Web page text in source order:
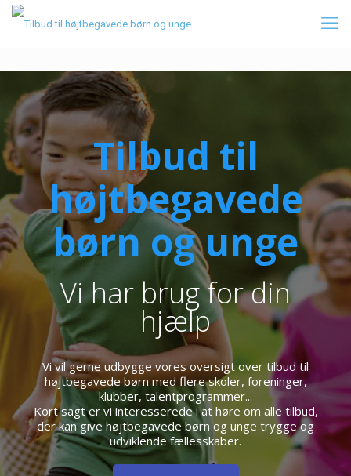
Tilbud til
højtbegavede
børn og unge
Vi har brug for din
hjælp
Vi vil gerne udbygge vores oversigt over tilbud til
højtbegavede børn med flere skoler, foreninger,
klubber, talentprogrammer...
Kort sagt er vi interesserede i at høre om alle tilbud,
der kan give højtbegavede børn og unge trygge og
udviklende fællesskaber.